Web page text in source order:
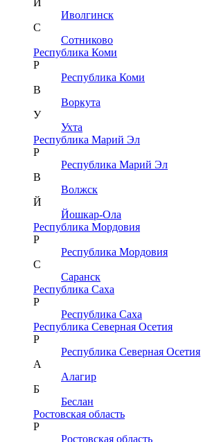
И
Иволгинск
С
Сотниково
Республика Коми
Р
Республика Коми
В
Воркута
У
Ухта
Республика Марий Эл
Р
Республика Марий Эл
В
Волжск
Й
Йошкар-Ола
Республика Мордовия
Р
Республика Мордовия
С
Саранск
Республика Саха
Р
Республика Саха
Республика Северная Осетия
Р
Республика Северная Осетия
А
Алагир
Б
Беслан
Ростовская область
Р
Ростовская область